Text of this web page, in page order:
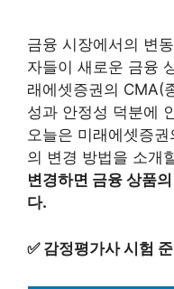
금융 시장에서의 변
자들이 새로운 금융
래에셋증권의 CMA(
성과 안정성 덕분에
오늘은 미래에셋증
의 변경 방법을 소개
변경하면 금융 상품
다.
✅ 감정평가사 시험